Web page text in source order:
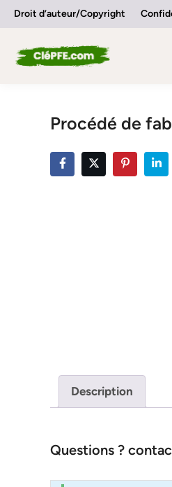
SkipDroit d’auteur/Copyright
Procédé de
Description
Questions ?